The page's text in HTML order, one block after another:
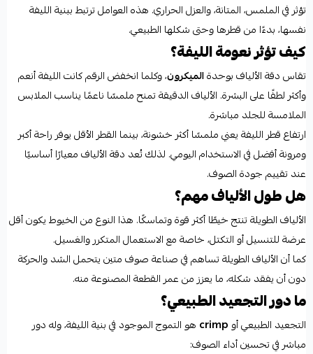
تؤثر في الملمس، المتانة، والعزل الحراري. هذه العوامل ترتبط ببنية الليفة
نفسها، بدءًا من قطرها وحتى شكلها الطبيعي.
كيف تؤثر نعومة الليفة؟
تقاس دقة الألياف بوحدةالميكرون، وكلما انخفض الرقم كانت الليفة أنعم
وأكثر لطفًا على البشرة. الألياف الدقيقة تمنح ملمسًا ناعمًا يناسب الملابس
الملامسة للجلد مباشرة.
ارتفاع قطر الليفة يعني ملمسًا أكثر خشونة، بينما القطر الأقل يوفر راحة أكبر
ومرونة أفضل في الاستخدام اليومي. لذلك تُعد دقة الألياف معيارًا أساسيًا
عند تقييم جودة الصوف.
هل طول الألياف مهم؟
الألياف الطويلة تنتج خيطًا أكثر قوة وتماسكًا. هذا النوع من الخيوط يكون أقل
عرضة للتنسيل أو التكتل، خاصة مع الاستعمال المتكرر والغسيل.
كما أن الألياف الطويلة تساهم في صناعة صوف متين يتحمل الشد والحركة
دون أن يفقد شكله، ما يعزز من عمر القطعة المصنوعة منه.
ما دور التجعيد الطبيعي؟
التجعيد الطبيعي أو crimp هو التموج الموجود في بنية الليفة، وله دور
مباشر في تحسين أداء الصوف: